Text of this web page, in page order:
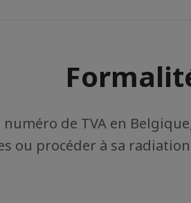
de TVA en
ou procéder à sa